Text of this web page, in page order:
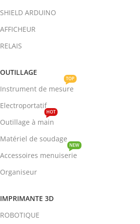
SHIELD ARDUINO
AFFICHEUR
RELAIS
OUTILLAGE
Instrument de mesure
TOP
Electroportatif
Outillage à main
HOT
Matériel de soudage
Accessoires menuiserie
NEW
Organiseur
IMPRIMANTE 3D
ROBOTIQUE